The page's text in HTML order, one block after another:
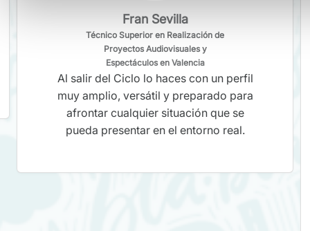
Fran Sevilla
Técnico Superior en Realización de
Proyectos Audiovisuales y
Espectáculos en Valencia
Al salir del Ciclo lo haces con un perfil
muy amplio, versátil y preparado para
afrontar cualquier situación que se
pueda presentar en el entorno real.